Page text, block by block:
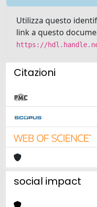
Utilizza questo
link a questo
https://
Citazioni
social impact